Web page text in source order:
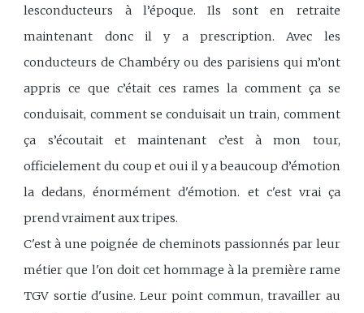
lesconducteurs à l’époque. Ils sont en retraite
maintenant donc il y a prescription. Avec les
conducteurs de Chambéry ou des parisiens qui m’ont
appris ce que c’était ces rames la comment ça se
conduisait, comment se conduisait un train, comment
ça s’écoutait et maintenant c’est à mon tour,
officielement du coup et oui il y a beaucoup d’émotion
la dedans, énormément d'émotion. et c'est vrai ça
prend vraiment aux tripes.
C'est à une poignée de cheminots passionnés par leur
métier que l'on doit cet hommage à la première rame
TGV sortie d'usine. Leur point commun, travailler au